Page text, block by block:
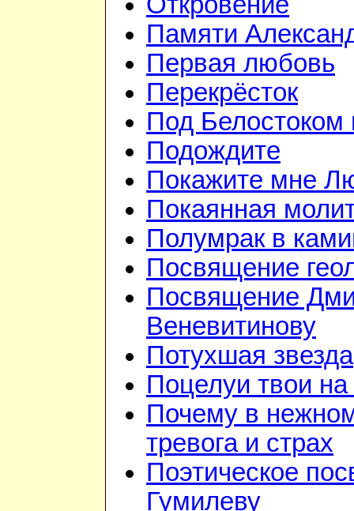
Памяти
Первая любовь
Перекрёсток
Под Белостоком
Подождите
Покажите мне
Покаянная
Полумрак в
Посвящение
Посвящение
Веневитинову
Потухшая звезда
Поцелуи твои на
Почему в
тревога и страх
Поэтическое
Гумилеву